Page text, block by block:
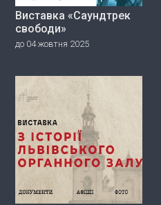
Виставка «Саундтрек
свободи»
до 04 жовтня 2025